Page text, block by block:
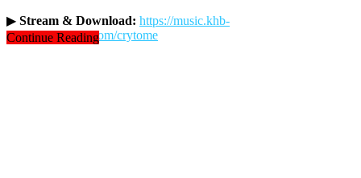
▶ Stream & Download: https://music.khb-
musicpromotion.com/crytome
Continue Reading